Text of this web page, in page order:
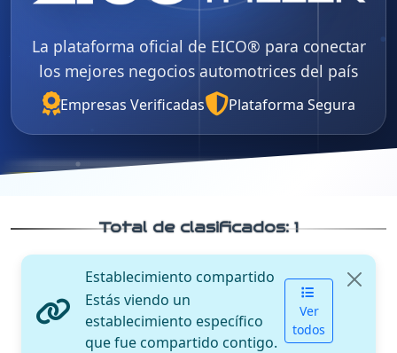
La plataforma oficial de EICO® para conectar
los mejores negocios automotrices del país
Empresas Verificadas Plataforma Segura
Total de clasificados:1
Establecimiento compartido
Estás viendo un
establecimiento específico
que fue compartido contigo.
Ver
todos